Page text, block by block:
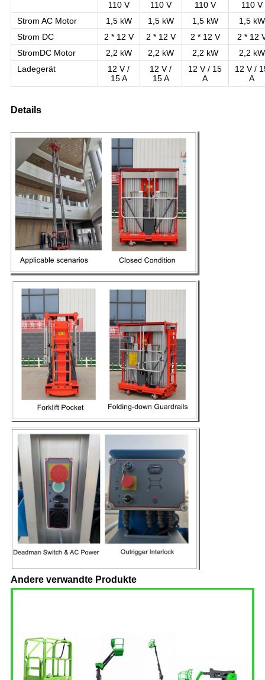
110 V
110 V
110 V
110 V
Strom AC Motor
1,5 kW 1,5 kW 1,5 kW
1,5 kW
Strom DC
2 * 12 V 2 * 12 V 2 * 12 V
2 * 12
StromDC Motor
2,2 kW 2,2 kW 2,2 kW
2,2 kW
Ladegerät
12 V /
15 A
12 V /
15 A
12 V / 15
A
12 V /
A
Details
Andere verwandte Produkte